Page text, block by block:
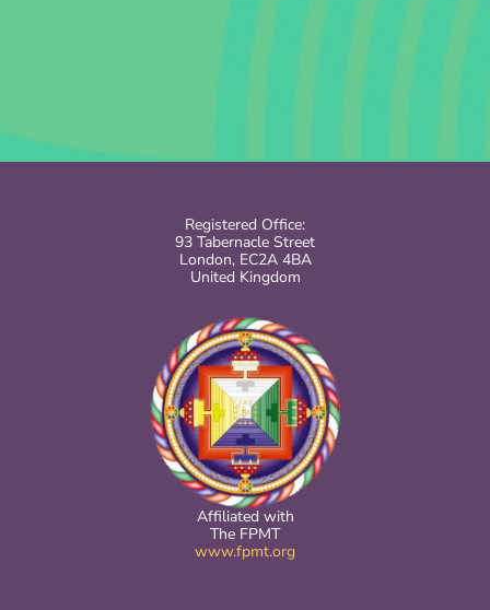
Registered Office:
93 Tabernacle Street
London, EC2A 4BA
United Kingdom
Affiliated with
The FPMT
www.fpmt.org